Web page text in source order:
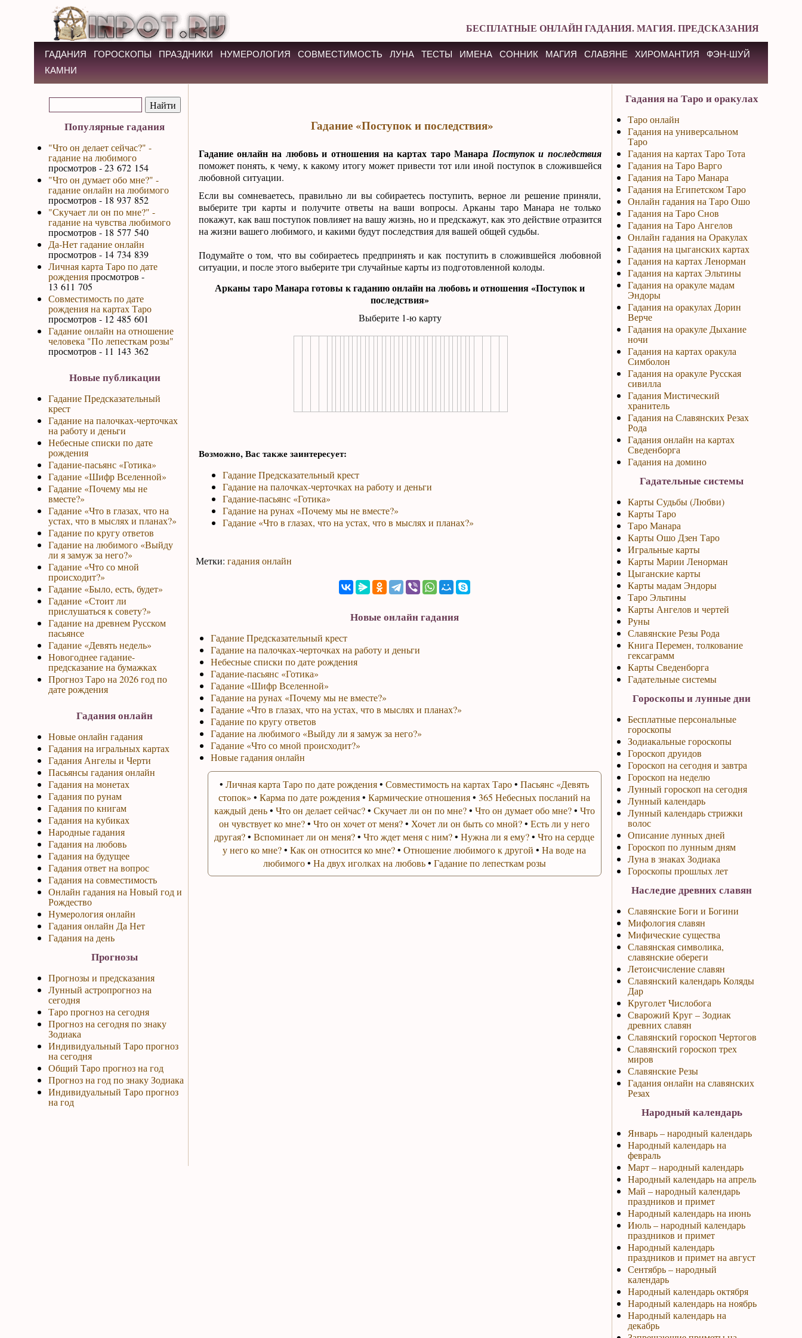
БЕСПЛАТНЫЕ ОНЛАЙН ГАДАНИЯ. МАГИЯ. ПРЕДСКАЗАНИЯ
ГАДАНИЯ ГОРОСКОПЫ ПРАЗДНИКИ НУМЕРОЛОГИЯ СОВМЕСТИМОСТЬ ЛУНА ТЕСТЫ ИМЕНА СОННИК МАГИЯ СЛАВЯНЕ ХИРОМАНТИЯ
ФЭН-ШУЙ
КАМНИ
Популярные гадания
"Что он делает сейчас?" -
гадание на любимого
просмотров - 23 672 154
"Что он думает обо мне?" -
гадание онлайн на любимого
просмотров - 18 937 852
"Скучает ли он по мне?" -
гадание на чувства любимого
просмотров - 18 577 540
Да-Нет гадание онлайн
просмотров - 14 734 839
Личная карта Таро по дате
рожденияпросмотров -
13 611 705
Совместимость по дате
рождения на картах Таро
просмотров - 12 485 601
Гадание онлайн на отношение
человека "По лепесткам розы"
просмотров - 11 143 362
Новые публикации
Гадание Предсказательный
крест
Гадание на палочках-черточках
на работу и деньги
Небесные списки по дате
рождения
Гадание-пасьянс «Готика»
Гадание «Шифр Вселенной»
Гадание «Почему мы не
вместе?»
Гадание «Что в глазах, что на
устах, что в мыслях и планах?»
Гадание по кругу ответов
Гадание на любимого «Выйду
ли я замуж за него?»
Гадание «Что со мной
происходит?»
Гадание «Было, есть, будет»
Гадание «Стоит ли
прислушаться к совету?»
Гадание на древнем Русском
пасьянсе
Гадание «Девять недель»
Новогоднее гадание-
предсказание на бумажках
Прогноз Таро на 2026 год по
дате рождения
Гадания онлайн
Новые онлайн гадания
Гадания на игральных картах
Гадания Ангелы и Черти
Пасьянсы гадания онлайн
Гадания на монетах
Гадания по рунам
Гадания по книгам
Гадания на кубиках
Народные гадания
Гадания на любовь
Гадания на будущее
Гадания ответ на вопрос
Гадания на совместимость
Онлайн гадания на Новый год и
Рождество
Нумерология онлайн
Гадания онлайн Да Нет
Гадания на день
Прогнозы
Прогнозы и предсказания
Лунный астропрогноз на
сегодня
Таро прогноз на сегодня
Прогноз на сегодня по знаку
Зодиака
Индивидуальный Таро прогноз
на сегодня
Общий Таро прогноз на год
Прогноз на год по знаку Зодиака
Индивидуальный Таро прогноз
на год
Гадание «Поступок и последствия»
Гадание онлайн на любовь и отношения на картах таро Манара Поступок и последствия
поможет понять, к чему, к какому итогу может привести тот или иной поступок в сложившейся
любовной ситуации.
Если вы сомневаетесь, правильно ли вы собираетесь поступить, верное ли решение приняли,
выберите три карты и получите ответы на ваши вопросы. Арканы таро Манара не только
покажут, как ваш поступок повлияет на вашу жизнь, но и предскажут, как это действие отразится
на жизни вашего любимого, и какими будут последствия для вашей общей судьбы.
Подумайте о том, что вы собираетесь предпринять и как поступить в сложившейся любовной
ситуации, и после этого выберите три случайные карты из подготовленной колоды.
Арканы таро Манара готовы к гаданию онлайн на любовь и отношения «Поступок и
последствия»
Выберите 1-ю карту
Возможно, Вас также заинтересует:
Гадание Предсказательный крест
Гадание на палочках-черточках на работу и деньги
Гадание-пасьянс «Готика»
Гадание на рунах «Почему мы не вместе?»
Гадание «Что в глазах, что на устах, что в мыслях и планах?»
Метки: гадания онлайн
Новые онлайн гадания
Гадание Предсказательный крест
Гадание на палочках-черточках на работу и деньги
Небесные списки по дате рождения
Гадание-пасьянс «Готика»
Гадание «Шифр Вселенной»
Гадание на рунах «Почему мы не вместе?»
Гадание «Что в глазах, что на устах, что в мыслях и планах?»
Гадание по кругу ответов
Гадание на любимого «Выйду ли я замуж за него?»
Гадание «Что со мной происходит?»
Новые гадания онлайн
• Личная карта Таро по дате рождения• Совместимость на картах Таро• Пасьянс «Девять
стопок» • Карма по дате рождения• Кармические отношения• 365 Небесных посланий на
каждый день• Что он делает сейчас?• Скучает ли он по мне?• Что он думает обо мне?• Что
он чувствует ко мне?• Что он хочет от меня?• Хочет ли он быть со мной?• Есть ли у него
другая?• Вспоминает ли он меня?• Что ждет меня с ним?• Нужна ли я ему?• Что на сердце
у него ко мне?• Как он относится ко мне?• Отношение любимого к другой • На воде на
любимого• На двух иголках на любовь• Гадание по лепесткам розы
Гадания на Таро и оракулах
Таро онлайн
Гадания на универсальном
Таро
Гадания на картах Таро Тота
Гадания на Таро Варго
Гадания на Таро Манара
Гадания на Египетском Таро
Онлайн гадания на Таро Ошо
Гадания на Таро Снов
Гадания на Таро Ангелов
Онлайн гадания на Оракулах
Гадания на цыганских картах
Гадания на картах Ленорман
Гадания на картах Эльтины
Гадания на оракуле мадам
Эндоры
Гадания на оракулах Дорин
Верче
Гадания на оракуле Дыхание
ночи
Гадания на картах оракула
Симболон
Гадания на оракуле Русская
сивилла
Гадания Мистический
хранитель
Гадания на Славянских Резах
Рода
Гадания онлайн на картах
Сведенборга
Гадания на домино
Гадательные системы
Карты Судьбы (Любви)
Карты Таро
Таро Манара
Карты Ошо Дзен Таро
Игральные карты
Карты Марии Ленорман
Цыганские карты
Карты мадам Эндоры
Таро Эльтины
Карты Ангелов и чертей
Руны
Славянские Резы Рода
Книга Перемен, толкование
гексаграмм
Карты Сведенборга
Гадательные системы
Гороскопы и лунные дни
Бесплатные персональные
гороскопы
Зодиакальные гороскопы
Гороскоп друидов
Гороскоп на сегодня и завтра
Гороскоп на неделю
Лунный гороскоп на сегодня
Лунный календарь
Лунный календарь стрижки
волос
Описание лунных дней
Гороскоп по лунным дням
Луна в знаках Зодиака
Гороскопы прошлых лет
Наследие древних славян
Славянские Боги и Богини
Мифология славян
Мифические существа
Славянская символика,
славянские обереги
Летоисчисление славян
Славянский календарь Коляды
Дар
Круголет Числобога
Сварожий Круг – Зодиак
древних славян
Славянский гороскоп Чертогов
Славянский гороскоп трех
миров
Славянские Резы
Гадания онлайн на славянских
Резах
Народный календарь
Январь – народный календарь
Народный календарь на
февраль
Март – народный календарь
Народный календарь на апрель
Май – народный календарь
праздников и примет
Народный календарь на июнь
Июль – народный календарь
праздников и примет
Народный календарь
праздников и примет на август
Сентябрь – народный
календарь
Народный календарь октября
Народный календарь на ноябрь
Народный календарь на
декабрь